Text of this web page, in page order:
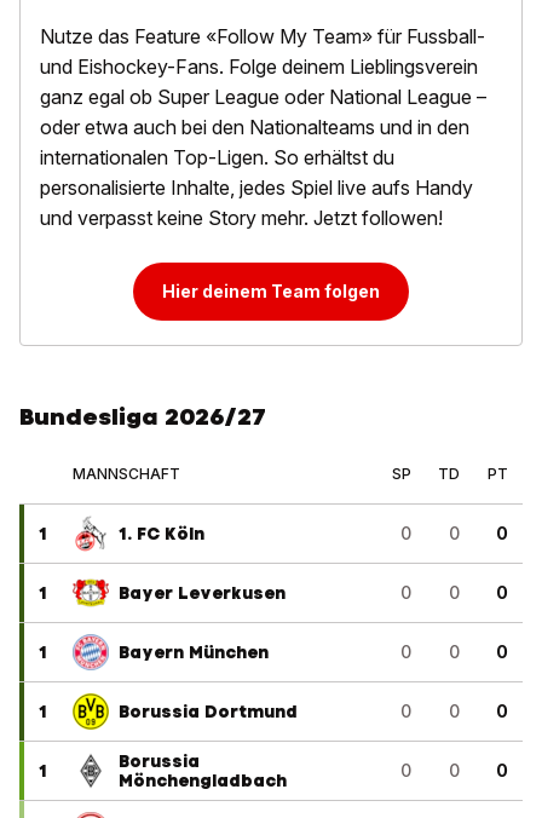
Nutze das Feature «Follow My Team» für Fussball-
und Eishockey-Fans. Folge deinem Lieblingsverein
ganz egal ob Super League oder National League –
oder etwa auch bei den Nationalteams und in den
internationalen Top-Ligen. So erhältst du
personalisierte Inhalte, jedes Spiel live aufs Handy
und verpasst keine Story mehr. Jetzt followen!
Hier deinem Team folgen
Bundesliga 2026/27
MANNSCHAFT SP TD PT
1 1. FC Köln 0 0 0
1 Bayer Leverkusen 0 0 0
1 Bayern München 0 0 0
1 Borussia Dortmund 0 0 0
1
Borussia
Mönchengladbach
0 0 0